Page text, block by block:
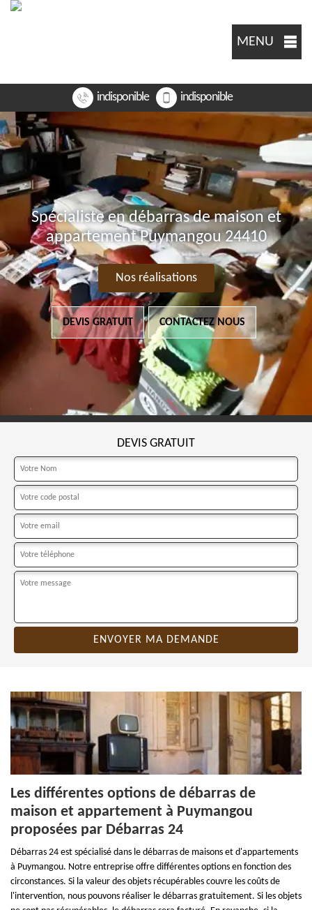
MENU
indisponible indisponible
Spécialiste en débarras de maison et
appartement Puymangou 24410
Nos réalisations
DEVIS GRATUIT CONTACTEZ NOUS
DEVIS GRATUIT
Les différentes options de débarras de
maison et appartement à Puymangou
proposées par Débarras 24
Débarras 24 est spécialisé dans le débarras de maisons et d'appartements
à Puymangou. Notre entreprise offre différentes options en fonction des
circonstances. Si la valeur des objets récupérables couvre les coûts de
l'intervention, nous pouvons réaliser le débarras gratuitement. Si les objets